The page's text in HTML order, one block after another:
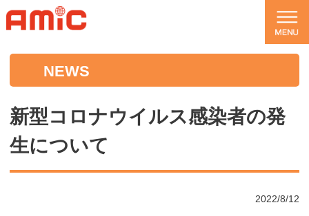
NEWS
新型コロナウイルス感染者の発
生について
2022/8/12